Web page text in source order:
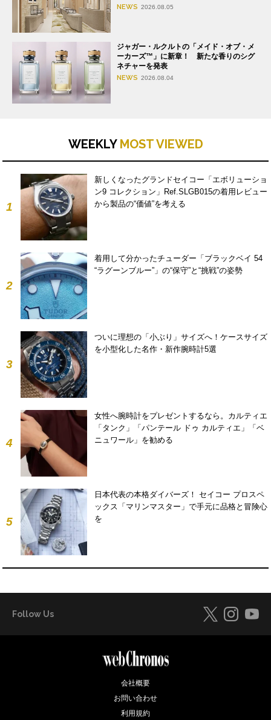
NEWS 2026.08.05
ジャガー・ルクルトの「メイド・オブ・メ
ーカーズ™」に新章！ 新たな香りのシグ
ネチャーを発表
NEWS 2026.08.04
WEEKLY MOST VIEWED
1
新しくなったグランドセイコー「エボリューショ
ン9 コレクション」Ref.SLGB015の着用レビュー
から製品の“価値”を考える
2
着用して分かったチューダー「ブラックベイ 54
“ラグーンブルー”」の“保守”と“挑戦”の姿勢
3
ついに理想の「小ぶり」サイズへ！ケースサイズ
を小型化した名作・新作腕時計5選
4
女性へ腕時計をプレゼントするなら。カルティエ
「タンク」「パンテール ドゥ カルティエ」「ベ
ニュワール」を勧める
5
日本代表の本格ダイバーズ！ セイコー プロスペ
ックス「マリンマスター」で手元に品格と冒険心
を
Follow Us
会社概要
お問い合わせ
利用規約